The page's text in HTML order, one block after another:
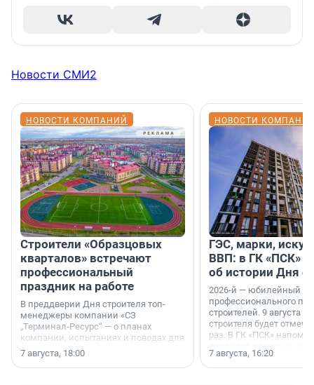
Новости СМИ2
НОВОСТИ КОМПАНИЙ
Строители «Образцовых
кварталов» встречают
профессиональный
праздник на работе
В преддверии Дня строителя топ-
менеджеры компании «СЗ
„Терминал-Ресурс“ — о планах
компании, испытаниях и поводах для
осторожного оптимизма.
7 августа, 18:00
НОВОСТИ
ГЭС, марки,
ВВП: в ГК «ПСК»
об истории Дня
2026-й — юбилейный
профессионального
строителей. 9 августа
строителя будет
раз. В ГК «ПСК»
поменялась роль
7 августа, 16:20